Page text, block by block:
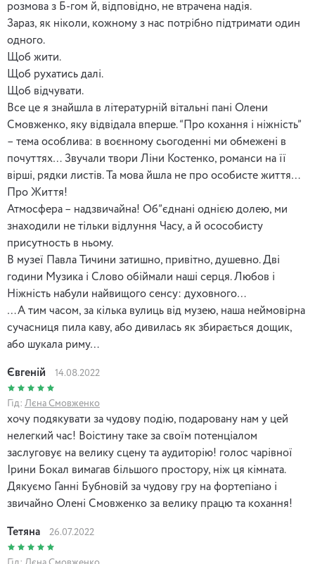
розмова з Б-гом й, відповідно, не втрачена надія.
Зараз, як ніколи, кожному з нас потрібно підтримати один
одного.
Щоб жити.
Щоб рухатись далі.
Щоб відчувати.
Все це я знайшла в літературній вітальні пані Олени
Смовженко, яку відвідала вперше. “Про кохання і ніжність”
– тема особлива: в воєнному сьогоденні ми обмежені в
почуттях… Звучали твори Ліни Костенко, романси на її
вірші, рядки листів. Та мова йшла не про особисте життя…
Про Життя!
Атмосфера – надзвичайна! Об”єднані однією долею, ми
знаходили не тільки відлуння Часу, а й осособисту
присутность в ньому.
В музеї Павла Тичини затишно, привітно, душевно. Дві
години Музика і Слово обіймали наші серця. Любов і
Ніжність набули найвищого сенсу: духовного…
…А тим часом, за кілька вулиць від музею, наша неймовірна
сучасниця пила каву, або дивилась як збирається дощик,
або шукала риму…
Євгеній 14.08.2022
Гід: Лєна Смовженко
хочу подякувати за чудову подію, подаровану нам у цей
нелегкий час! Воістину таке за своїм потенціалом
заслуговує на велику сцену та аудиторію! голос чарівної
Ірини Бокал вимагав більшого простору, ніж ця кімната.
Дякуємо Ганні Бубновій за чудову гру на фортепіано і
звичайно Олені Смовженко за велику працю та кохання!
Тетяна 26.07.2022